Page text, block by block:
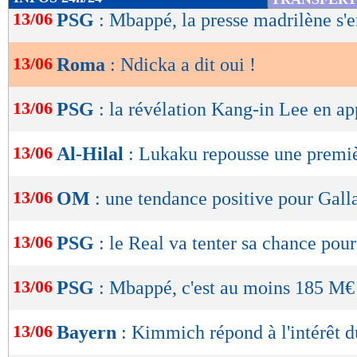
de
OK
13/06 PSG : Mbappé, la presse madrilène
13/06 Roma : Ndicka a dit oui !
13/06 PSG : la révélation Kang-in Lee en
13/06 Al-Hilal : Lukaku repousse une
13/06 OM : une tendance positive pour
13/06 PSG : le Real va tenter sa chance
13/06 PSG : Mbappé, c'est au moins 185
13/06 Bayern : Kimmich répond à l'intérêt